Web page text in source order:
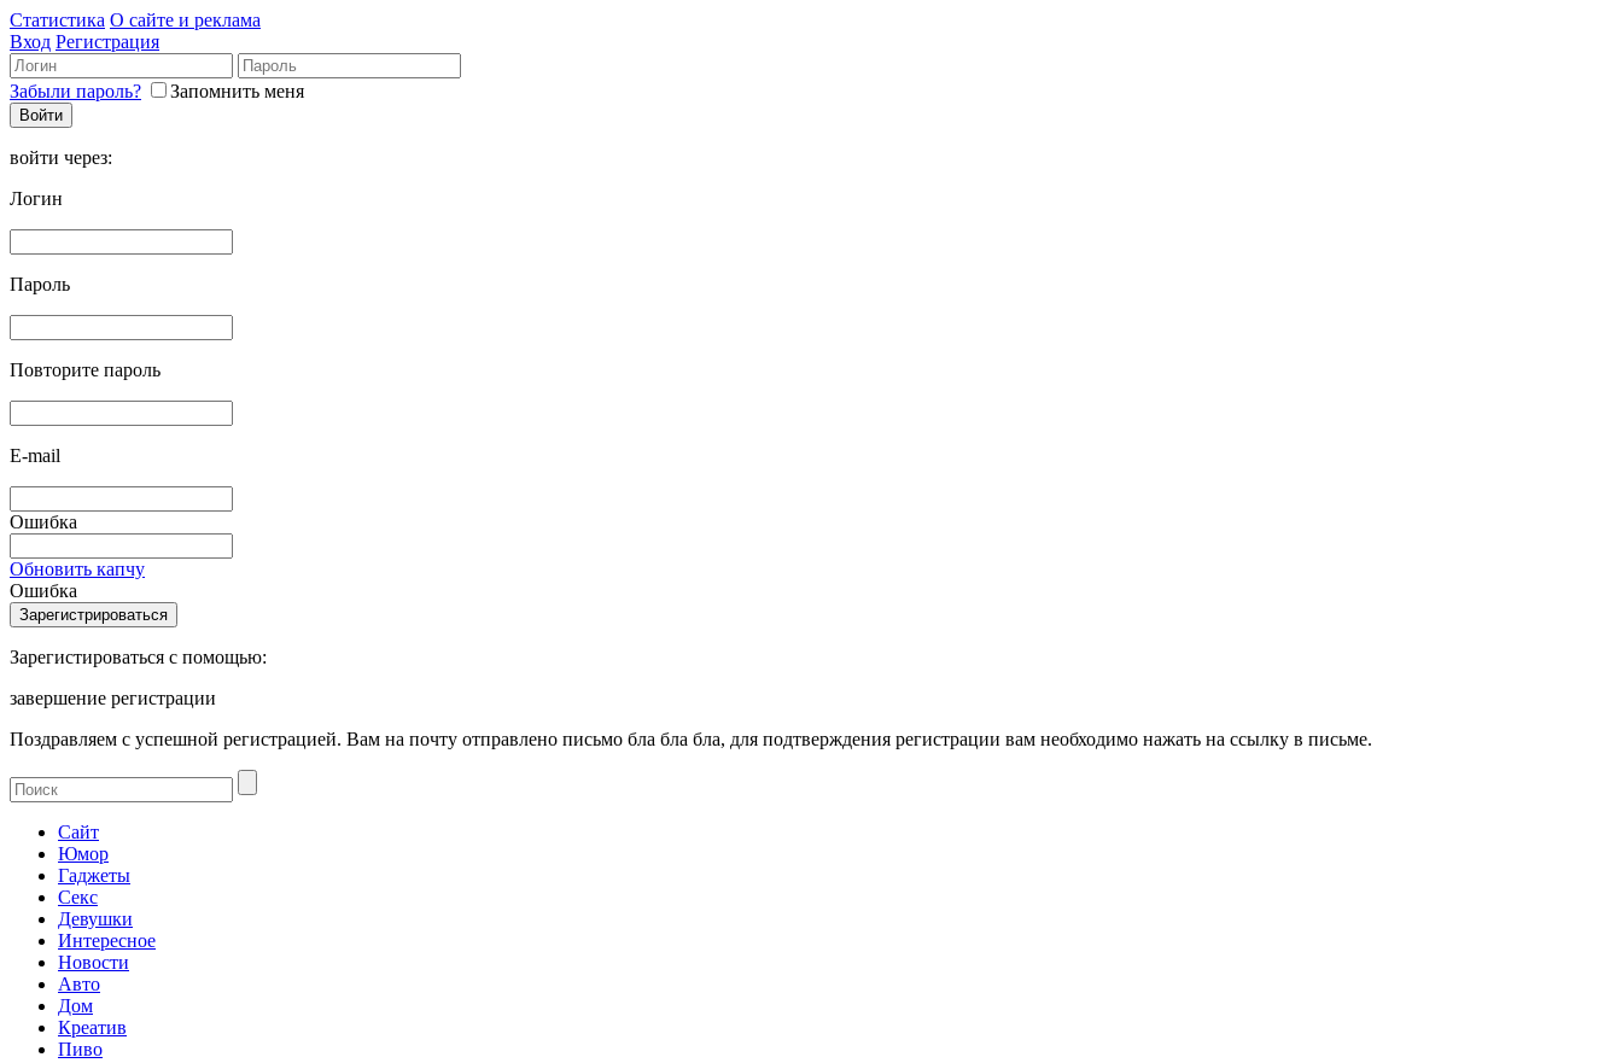
Статистика О сайте и реклама
Вход Регистрация
Забыли пароль? Запомнить меня
войти через:
Логин
Пароль
Повторите пароль
E-mail
Ошибка
Обновить капчу
Ошибка
Зарегистироваться с помощью:
завершение регистрации
Поздравляем с успешной регистрацией. Вам на почту отправлено письмо бла бла бла, для подтверждения регистрации вам необходимо нажать на ссылку в письме.
Сайт
Юмор
Гаджеты
Секс
Девушки
Интересное
Новости
Авто
Дом
Креатив
Пиво